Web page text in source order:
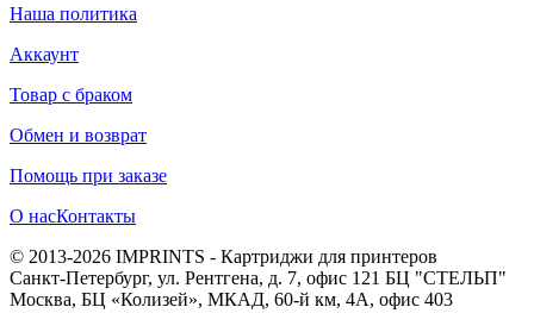
Наша политика
Аккаунт
Товар с браком
Обмен и возврат
Помощь при заказе
О насКонтакты
© 2013-2026 IMPRINTS - Картриджи для принтеров
Санкт-Петербург, ул. Рентгена, д. 7, офис 121 БЦ "СТЕЛЬП"
Москва, БЦ «Колизей», МКАД, 60-й км, 4А, офис 403